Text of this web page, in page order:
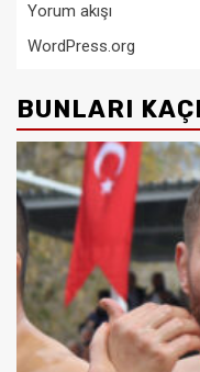
Yorum akışı
WordPress.org
BUNLARI